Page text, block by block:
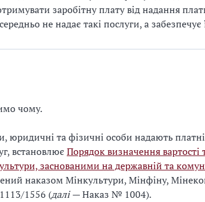
заробітну плату від надання
не надає такі послуги, а забезпечує
чому.
юридичні та фізичні особи надають
встановлює Порядок визначення
заснованими на державній та
наказом Мінкультури, Мінфіну,
1556 (далі— Наказ № 1004).